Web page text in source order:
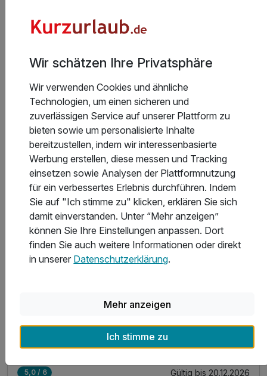
1 x Eintritt in das VitaAlpina Freibad*
1 x 3 Stunden Eintritt VitaAlpina Erlebnisbad*
inkl. Eintritt Glockenschmiede und Heimatmuseum*
inkl. Chiemgau Card mit vielen weiteren Angeboten
Teilweise ausgelastet
509 €
Gesamt ab 1.018 €
Landhotel Maiergschwendt
7 Wandertage in Ruhpolding im Chiemgau
verbringen
1 x Berg- oder Talfahrt "Unternbergbahn"**
1 x Berg- & Talfahrt "Hochfelln Seilbahn"**
Alle Inklusivleistungen 11 enthalten
7 weitere anzeigen
5,0 / 6 Gültig bis 20.12.2026
Wir schätzen Ihre Privatsphäre
Wir verwenden Cookies und ähnliche
Technologien, um einen sicheren und
zuverlässigen Service auf unserer Plattform zu
bieten sowie um personalisierte Inhalte
bereitzustellen, indem wir interessenbasierte
Werbung erstellen, diese messen und Tracking
einsetzen sowie Analysen der Plattformnutzung
für ein verbessertes Erlebnis durchführen. Indem
Sie auf "Ich stimme zu" klicken, erklären Sie sich
damit einverstanden. Unter “Mehr anzeigen”
können Sie Ihre Einstellungen anpassen. Dort
finden Sie auch weitere Informationen oder direkt
in unserer Datenschutzerklärung.
Mehr anzeigen
Ich stimme zu